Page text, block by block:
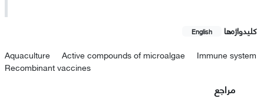
کلیدواژه‌ها English
Aquaculture Active compounds of microalgae
Immune system
Recombinant vaccines
مراجع